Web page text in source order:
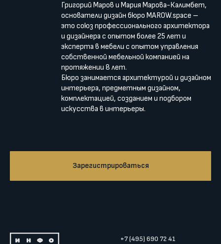
Григорий Маров и Мария Марова-Калимбет,
основатели дизайн бюро MAROW.space –
это союз профессионального архитектора
и дизайнера с опытом более 25 лет и
эксперта в мебели с опытом управления
собственной мебельной компанией на
протяжении 8 лет.
Бюро занимается архитектурой и дизайном
интерьера, предметным дизайном,
комплектацией, созданием и подбором
искусства в интерьеры.
Зарегистрироваться
+7 (495) 690 72 41